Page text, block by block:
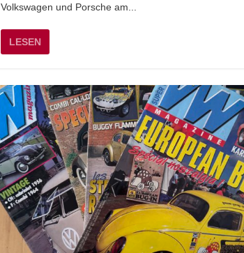
Volkswagen und Porsche am...
LESEN